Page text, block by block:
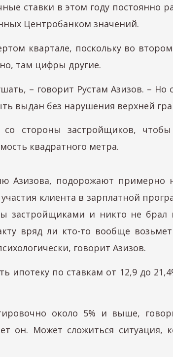
ставки в этом году постоянно
Центробанком значений.
квартале, поскольку во
там цифры другие.
– говорит Рустам Азизов. – Но
выдан без нарушения верхней
стороны застройщиков,
квадратного метра.
подорожают примерно
клиента в зарплатной
застройщиками и никто не
вряд ли кто-то вообще
говорит Азизов.
по ставкам от 12,9 до
около 5% и выше,
он. Может сложиться